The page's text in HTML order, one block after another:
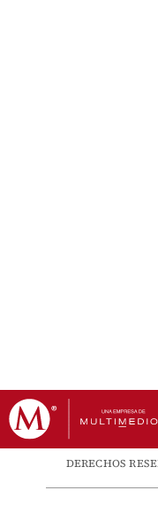
DERECHOS